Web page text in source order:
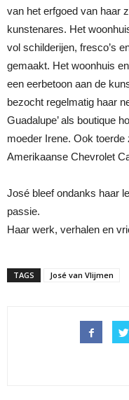
van het erfgoed van haar
kunstenares. Het
vol schilderijen, fresco’s
gemaakt. Het woonhuis
een eerbetoon aan de
bezocht regelmatig haar
Guadalupe’ als boutique
moeder Irene. Ook
Amerikaanse Chevrolet
José bleef ondanks haar
passie.
Haar werk, verhalen en
TAGS José van Vlijmen